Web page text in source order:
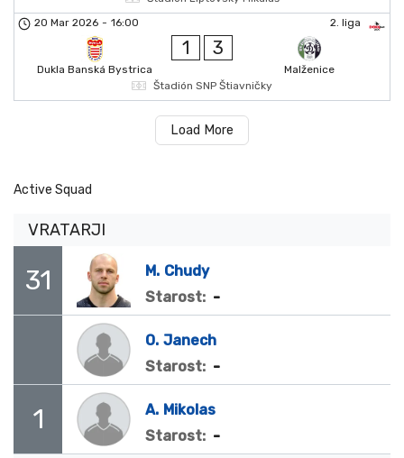
2. liga
20 Mar 2026 - 16:00
Dukla Banská Bystrica
1 3
Malženice
Štadión SNP Štiavničky
Load More
Active Squad
VRATARJI
31 M. Chudy
Starost: -
O. Janech
Starost: -
1 A. Mikolas
Starost: -